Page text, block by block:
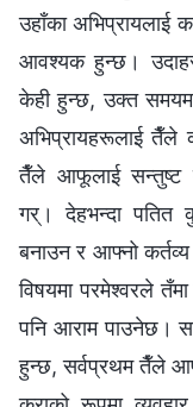
उहाँका अभिप्रायलाई
आवश्यक हुन्छ।
केही हुन्छ, उक्त
अभिप्रायहरूलाई तैँले
तैँले आफूलाई सन्तुष्ट
गर्। देहभन्दा पतित
बनाउन र आफ्नो कर्तव्य
विषयमा परमेश्‍वरले
पनि आराम पाउनेछ।
हुन्छ, सर्वप्रथम तैँले